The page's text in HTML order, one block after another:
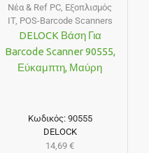
Νέα & Ref PC Εξοπλισμός
IT, POS-Barcode Scanners
DELOCK Βάση Για
Barcode Scanner 90555,
Εύκαμπτη, Μαύρη
Κωδικός: 90555
DELOCK
14,69€